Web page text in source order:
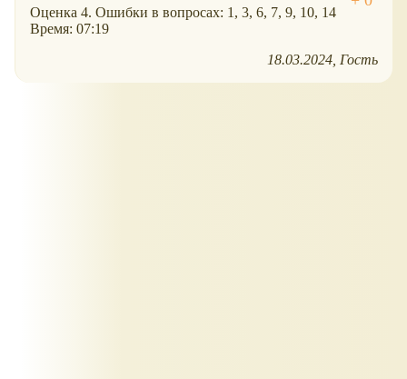
Оценка 4. Ошибки в вопросах: 1, 3, 6, 7, 9, 10, 14
Время: 07:19
18.03.2024 Гость